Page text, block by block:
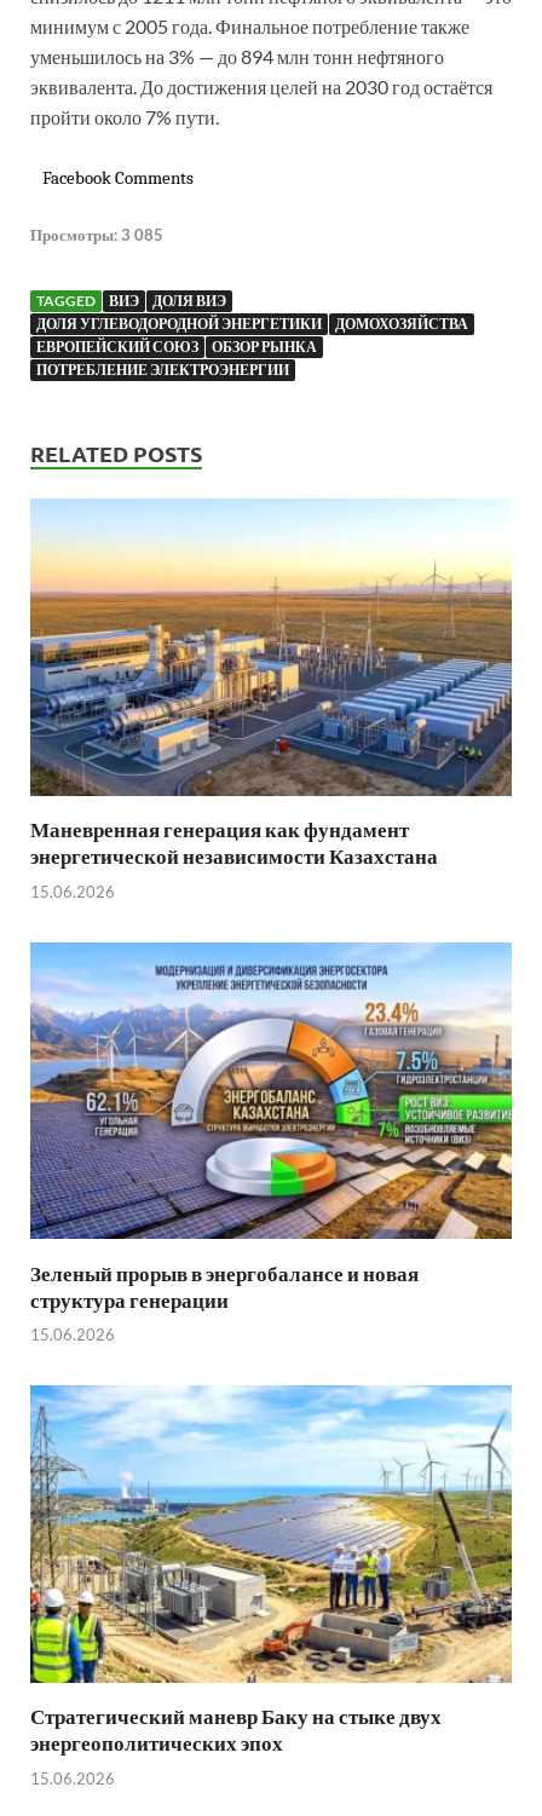
минимум с 2005 года. Финальное потребление также
уменьшилось на 3% — до 894 млн тонн нефтяного
эквивалента. До достижения целей на 2030 год остаётся
пройти около 7% пути.
Facebook Comments
Просмотры:3 085
TAGGED ВИЭ
ДОЛЯ ВИЭ
ДОЛЯ УГЛЕВОДОРОДНОЙ ЭНЕРГЕТИКИ
ДОМОХОЗЯЙСТВА
ЕВРОПЕЙСКИЙ СОЮЗ
ОБЗОР РЫНКА
ПОТРЕБЛЕНИЕ ЭЛЕКТРОЭНЕРГИИ
RELATED POSTS
Маневренная генерация как фундамент
энергетической независимости Казахстана
15.06.2026
Зеленый прорыв в энергобалансе и новая
структура генерации
15.06.2026
Стратегический маневр Баку на стыке двух
энергеополитических эпох
15.06.2026